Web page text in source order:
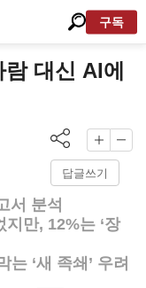
구독
대신 AI에
답글쓰기
서 분석
만, 12%는 ‘장
‘새 족쇄’ 우려